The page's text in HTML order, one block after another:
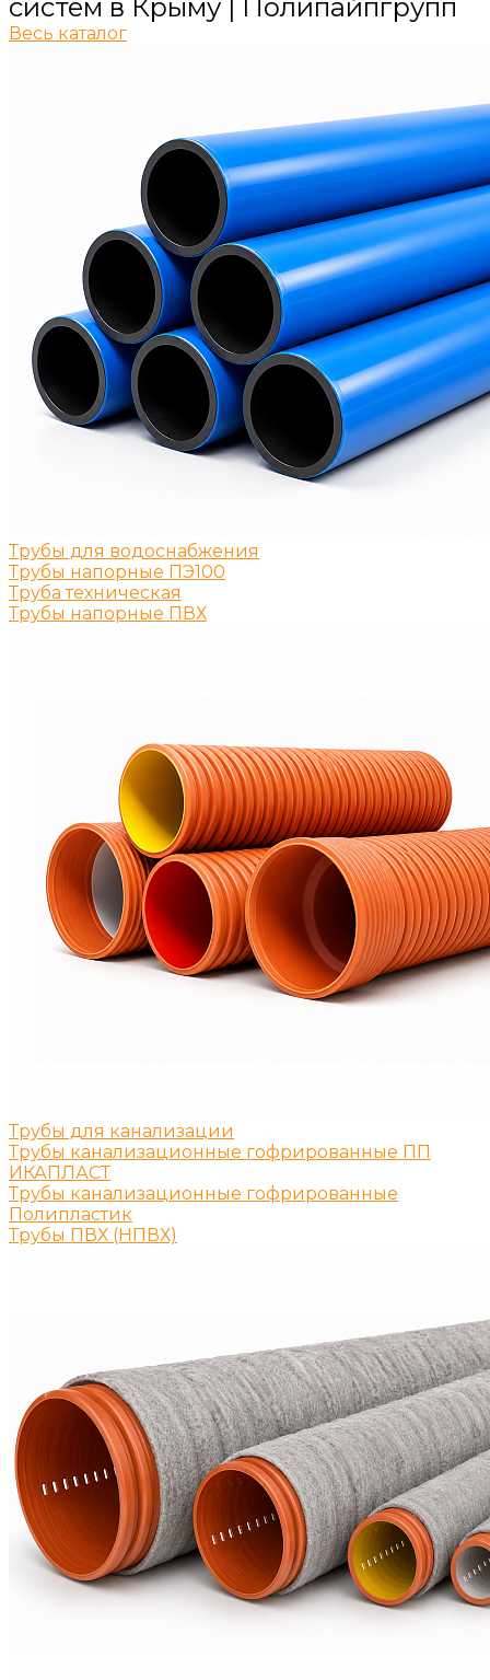
систем в Крыму | Полипайпгрупп
Весь каталог
Трубы для водоснабжения
Трубы напорные ПЭ100
Труба техническая
Трубы напорные ПВХ
Трубы для канализации
Трубы канализационные гофрированные ПП
ИКАПЛАСТ
Трубы канализационные гофрированные
Полипластик
Трубы ПВХ (НПВХ)